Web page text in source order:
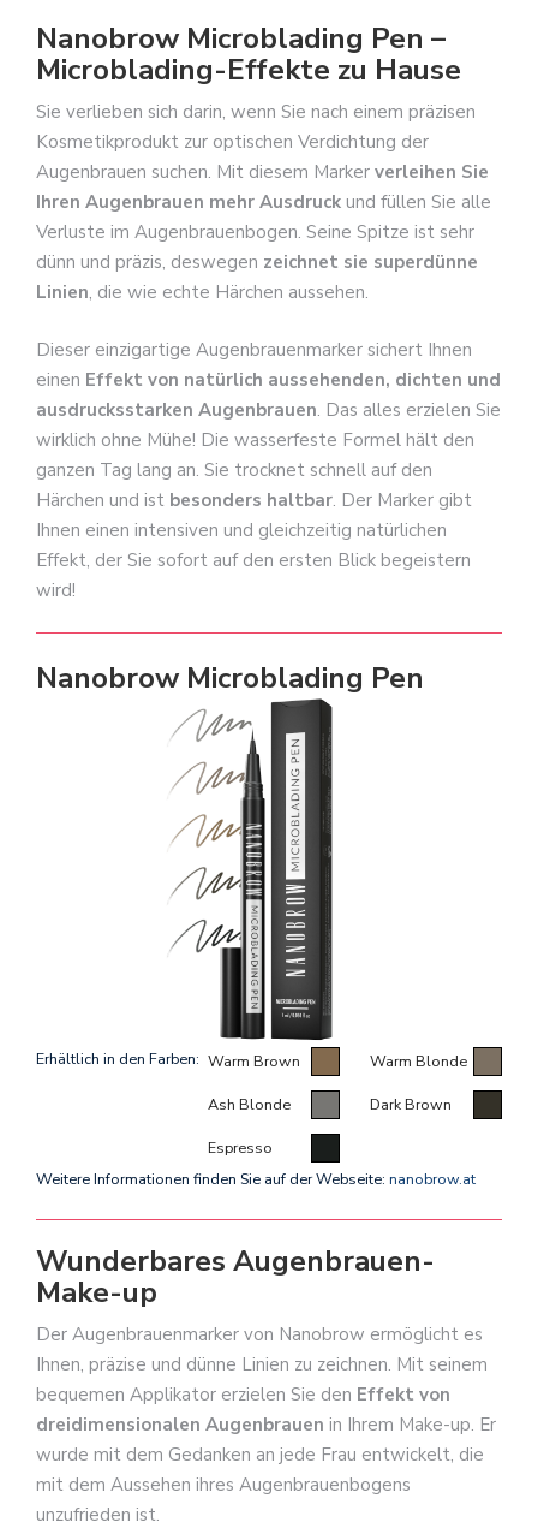
Nanobrow Microblading Pen –
Microblading-Effekte zu Hause
Sie verlieben sich darin, wenn Sie nach einem präzisen
Kosmetikprodukt zur optischen Verdichtung der
Augenbrauen suchen. Mit diesem Marker verleihen Sie
Ihren Augenbrauen mehr Ausdruck und füllen Sie alle
Verluste im Augenbrauenbogen. Seine Spitze ist sehr
dünn und präzis, deswegen zeichnet sie superdünne
Linien, die wie echte Härchen aussehen.
Dieser einzigartige Augenbrauenmarker sichert Ihnen
einen Effekt von natürlich aussehenden, dichten und
ausdrucksstarken Augenbrauen. Das alles erzielen Sie
wirklich ohne Mühe! Die wasserfeste Formel hält den
ganzen Tag lang an. Sie trocknet schnell auf den
Härchen und ist besonders haltbar. Der Marker gibt
Ihnen einen intensiven und gleichzeitig natürlichen
Effekt, der Sie sofort auf den ersten Blick begeistern
wird!
Nanobrow Microblading Pen
Erhältlich in den Farben: Warm Brown Warm Blonde
Ash Blonde Dark Brown
Espresso
Weitere Informationen finden Sie auf der Webseite: nanobrow.at
Wunderbares Augenbrauen-
Make-up
Der Augenbrauenmarker von Nanobrow ermöglicht es
Ihnen, präzise und dünne Linien zu zeichnen. Mit seinem
bequemen Applikator erzielen Sie den Effekt von
dreidimensionalen Augenbrauen in Ihrem Make-up. Er
wurde mit dem Gedanken an jede Frau entwickelt, die
mit dem Aussehen ihres Augenbrauenbogens
unzufrieden ist.